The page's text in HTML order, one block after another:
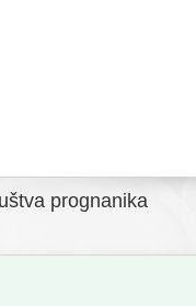
prognanika